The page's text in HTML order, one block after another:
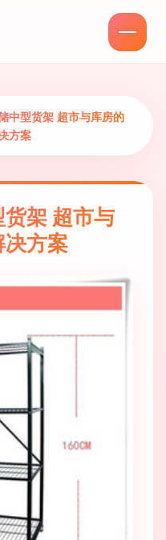
中型货架 超市与库房的
方案
架 超市与
决方案